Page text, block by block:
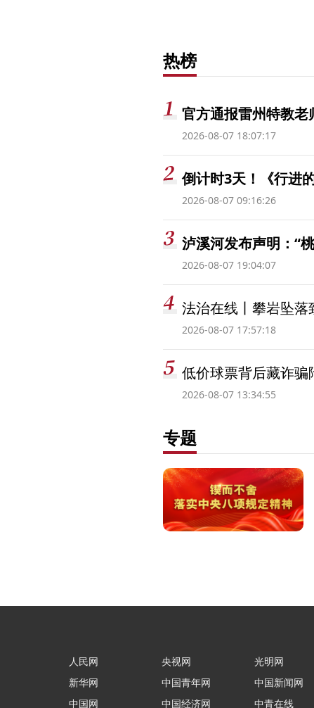
热榜
官方通报雷州特教老
2026-08-07 18:07:17
倒计时3天！《行进
2026-08-07 09:16:26
泸溪河发布声明：“
2026-08-07 19:04:07
法治在线丨攀岩坠落
2026-08-07 17:57:18
低价球票背后藏诈
2026-08-07 13:34:55
专题
人民网
新华网
中国网
央视网
中国青年网
中国经济网
光明网
中国新闻网
中青在线